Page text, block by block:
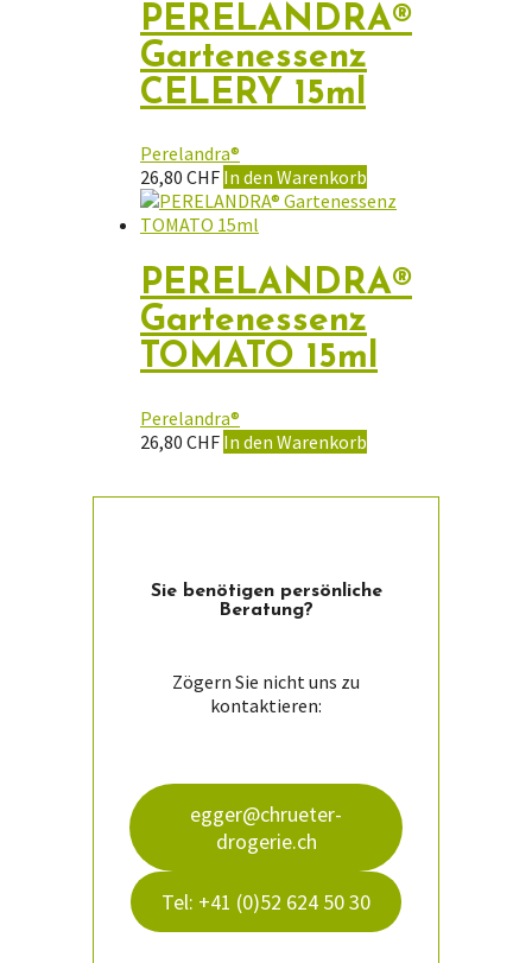
PERELANDRA®
Gartenessenz
CELERY 15ml
Perelandra®
26,80 CHF In den Warenkorb
PERELANDRA®
Gartenessenz
TOMATO 15ml
Perelandra®
26,80 CHF In den Warenkorb
Sie ­benötigen persön­liche
Beratung?
Zögern Sie nicht uns zu
kontaktieren:
egger@chrueter-
drogerie.ch
Tel: +41 (0)52 624 50 30